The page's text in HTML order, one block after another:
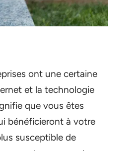
ont une certaine
et la technologie
que vous êtes
bénéficieront à votre
susceptible de